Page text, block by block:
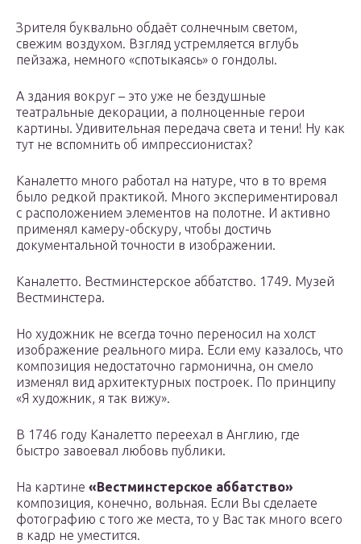
Зрителя буквально обдаёт солнечным светом,
свежим воздухом. Взгляд устремляется вглубь
пейзажа, немного «спотыкаясь» о гондолы.
А здания вокруг – это уже не бездушные
театральные декорации, а полноценные герои
картины. Удивительная передача света и тени! Ну как
тут не вспомнить об импрессионистах?
Каналетто много работал на натуре, что в то время
было редкой практикой. Много экспериментировал
с расположением элементов на полотне. И активно
применял камеру-обскуру, чтобы достичь
документальной точности в изображении.
Каналетто. Вестминстерское аббатство. 1749. Музей
Вестминстера.
Но художник не всегда точно переносил на холст
изображение реального мира. Если ему казалось, что
композиция недостаточно гармонична, он смело
изменял вид архитектурных построек. По принципу
«Я художник, я так вижу».
В 1746 году Каналетто переехал в Англию, где
быстро завоевал любовь публики.
На картине «Вестминстерское аббатство»
композиция, конечно, вольная. Если Вы сделаете
фотографию с того же места, то у Вас так много всего
в кадр не уместится.